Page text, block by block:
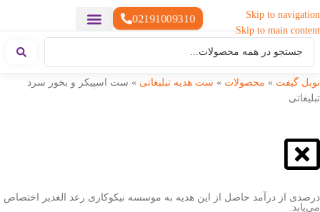
Skip to navigation
Skip to main content
02191009310
نوبل گیفت » محصولات » ست هدیه تبلیغاتی » ست اسپیکر و بخور سرد
تبلیغاتی
درصدی از درآمد حاصل از این هدیه به موسسه نیکوکاری رعد الغدیر اختصاص
می‌یابد.